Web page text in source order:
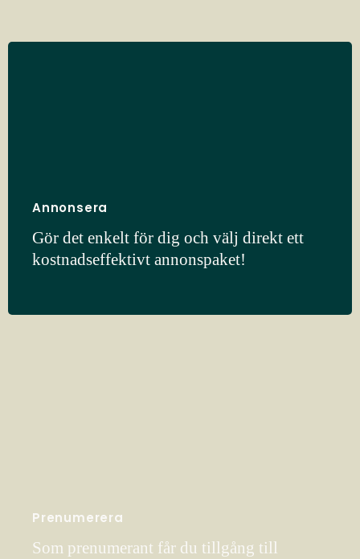
Annonsera
Gör det enkelt för dig och välj direkt ett
kostnadseffektivt annonspaket!
Prenumerera
Som prenumerant får du tillgång till